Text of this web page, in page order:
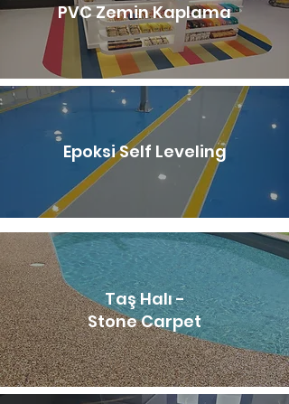
PVC Zemin Kaplama
Epoksi Self Leveling
Taş Halı -
Stone Carpet